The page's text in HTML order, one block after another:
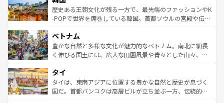
はコンテンツ一覧を参照してほしい。
ビング、ハイキングなど、アウトドア好きにはたまらな
い。オーストラリアの多彩な魅力を存分に味わいつくそ
参照してほしい。
と山間の静けさが共存しており、訪れる人に新しい発見と
驚きをもたらしてくれる。また、奥深い台湾の食文化も魅
容にもいいと評判のスイーツなど、バラエティ豊かな料理
が味わえる。 なお、新着の台湾情報は コンテンツ一覧を参
照してほしい。
歴史ある王朝文化が残る一方で、最先端のファッションやK
-POPで世界を席巻している韓国。首都ソウルの宮殿や伝統
き、地方に足を延ばせば四季折々の自然美を楽しむことが
できる。そして、キムチや焼肉、絶品のストリートフード
まで、さまざまな韓国料理が待っている。夜には、韓国な
リティに包まれながら、韓国の多彩な魅力を心ゆくまで味
わってみてほしい。 なお、新着の韓国情報はコンテンツ一
覧を参照してほしい。
ベトナム
豊かな自然と多様な文化が魅力的なベトナム。南北に細長
く伸びる国土には、広大な田園風景や青々とした山々、世
急速な発展と共に伝統が息づく。ハノイの古い町並みやホ
ーチミン市のフランス統治時代の建物も、独特の雰囲気を
醸し出している。また、バラエティの豊かさとおいしさで
タイ
タイは、東南アジアに位置する豊かな自然と歴史が息づく
国だ。首都バンコクは高層ビルが立ち並ぶ一方、伝統的な